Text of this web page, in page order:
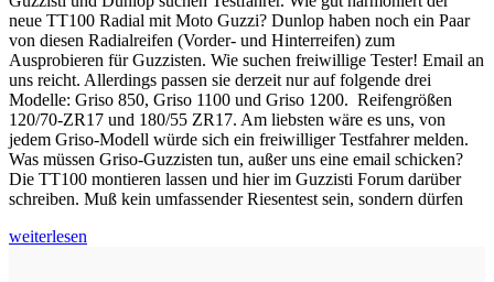
neue TT100 Radial mit Moto Guzzi? Dunlop haben noch ein Paar
von diesen Radialreifen (Vorder- und Hinterreifen) zum
Ausprobieren für Guzzisten. Wie suchen freiwillige Tester! Email an
uns reicht. Allerdings passen sie derzeit nur auf folgende drei
Modelle: Griso 850, Griso 1100 und Griso 1200. Reifengrößen
120/70-ZR17 und 180/55 ZR17. Am liebsten wäre es uns, von
jedem Griso-Modell würde sich ein freiwilliger Testfahrer melden.
Was müssen Griso-Guzzisten tun, außer uns eine email schicken?
Die TT100 montieren lassen und hier im Guzzisti Forum darüber
schreiben. Muß kein umfassender Riesentest sein, sondern dürfen
weiterlesen